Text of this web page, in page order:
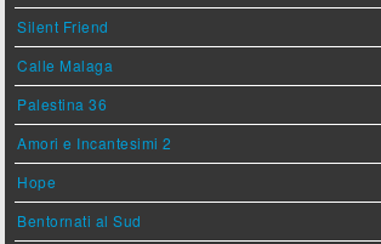
Silent Friend
Calle Malaga
Palestina 36
Amori e Incantesimi 2
Hope
Bentornati al Sud